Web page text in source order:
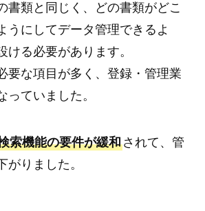
書類と同じく、どの書類がどこ
うにしてデータ管理できるよ
ける必要があります。
要な項目が多く、登録・管理業
っていました。
索機能の要件が緩和されて、管
がりました。